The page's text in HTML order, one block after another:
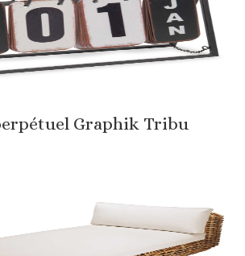
Graphik Tribu